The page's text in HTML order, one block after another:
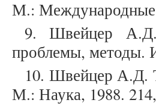
М.: Международные
9. Швейцер А.Д.
проблемы, методы.
10. Швейцер А.Д.
М.: Наука, 1988.